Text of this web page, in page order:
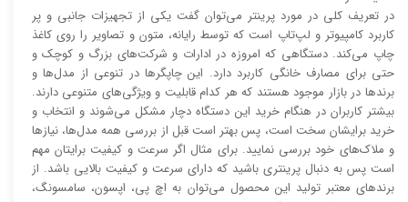
در تعریف کلی در مورد پرینتر می‌توان گفت یکی از تجهیزات جانبی و پر
کاربرد کامپیوتر و لپ‌تاپ است که توسط رایانه، متون و تصاویر را روی کاغذ
چاپ می‌کند. دستگاهی که امروزه در ادارات و شرکت‌های بزرگ و کوچک و
حتی برای مصارف خانگی کاربرد دارد. این چاپگر‌ها در تنوعی از مدل‌ها و
برند‌ها در بازار موجود هستند که هر کدام قابلیت و ویژگی‌های متنوعی دارند.
بیشتر کاربران در هنگام خرید این دستگاه دچار مشکل می‌شوند و انتخاب و
خرید برایشان سخت است، پس بهتر است قبل از بررسی همه مدل‌ها، نیاز‌ها
و ملاک‌های خود بررسی نمایید. برای مثال اگر سرعت و کیفیت برایتان مهم
است پس به دنبال پرینتری باشید که دارای سرعت و کیفیت بالایی باشد. از
برند‌های معتبر تولید این محصول می‌توان به اچ پی، اپسون، سامسونگ،